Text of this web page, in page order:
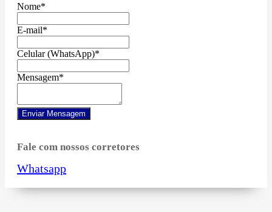
Nome*
E-mail*
Celular (WhatsApp)*
Mensagem*
Enviar Mensagem
Fale com nossos corretores
Whatsapp